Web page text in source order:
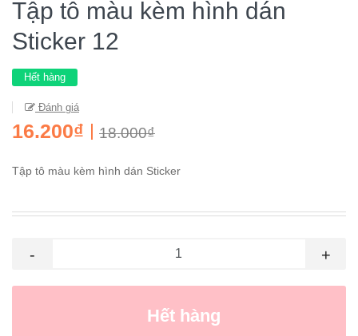
Tập tô màu kèm hình dán
Sticker 12
Hết hàng
Đánh giá
16.200₫ 18.000₫
Tập tô màu kèm hình dán Sticker
- +
Hết hàng